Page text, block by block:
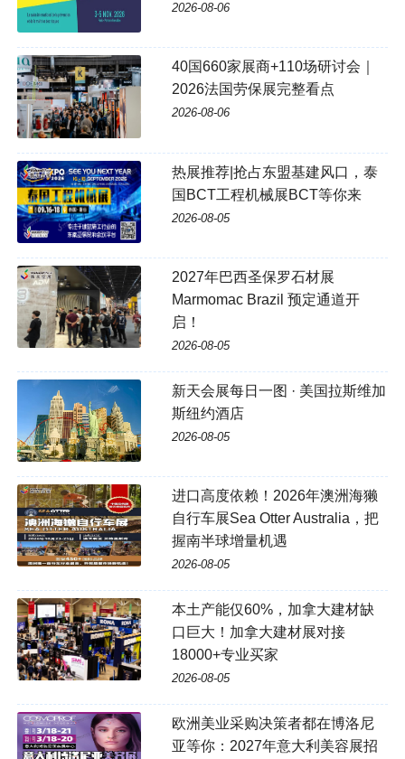
2026-08-06
40国660家展商+110场研讨会｜
2026法国劳保展完整看点
2026-08-06
热展推荐|抢占东盟基建风口，泰
国BCT工程机械展BCT等你来
2026-08-05
2027年巴西圣保罗石材展
Marmomac Brazil 预定通道开
启！
2026-08-05
新天会展每日一图 · 美国拉斯维加
斯纽约酒店
2026-08-05
进口高度依赖！2026年澳洲海獭
自行车展Sea Otter Australia，把
握南半球增量机遇
2026-08-05
本土产能仅60%，加拿大建材缺
口巨大！加拿大建材展对接
18000+专业买家
2026-08-05
欧洲美业采购决策者都在博洛尼
亚等你：2027年意大利美容展招